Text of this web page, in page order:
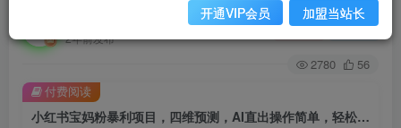
2年前发布
关注 私信
2780 56
小红书宝妈粉暴利项目，四维预测，AI直出操作简单，轻松日入1000+【揭秘】
付费阅读
开通VIP会员 加盟当站长